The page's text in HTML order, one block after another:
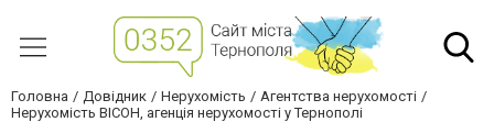
Головна Довідник Нерухомість
Агентства нерухомості
Нерухомість ВІСОН, агенція нерухомості у Тернополі